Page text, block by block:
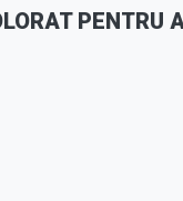
PENTRU